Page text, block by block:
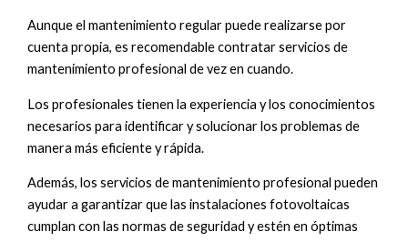
Aunque el mantenimiento regular puede realizarse por
cuenta propia, es recomendable contratar servicios de
mantenimiento profesional de vez en cuando.
Los profesionales tienen la experiencia y los conocimientos
necesarios para identificar y solucionar los problemas de
manera más eficiente y rápida.
Además, los servicios de mantenimiento profesional pueden
ayudar a garantizar que las instalaciones fotovoltaicas
cumplan con las normas de seguridad y estén en óptimas